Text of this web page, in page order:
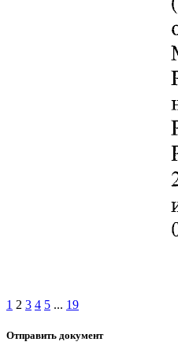
1 2 3 4 5 ... 19
Отправить документ